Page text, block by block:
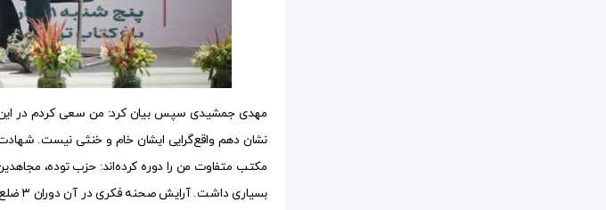
مهدی جمشیدی سپس بیان کرد: من سعی کردم در این
نشان دهم واقع‌گرایی ایشان خام و خنثی نیست.
مکتب متفاوت من را دوره کرده‌اند: حزب توده،